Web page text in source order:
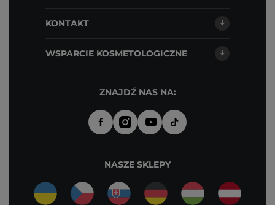
KONTAKT
WSPARCIE KOSMETOLOGICZNE
ZNAJDŹ NAS NA:
NASZE SKLEPY